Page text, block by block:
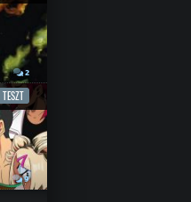
2
TESZT
9